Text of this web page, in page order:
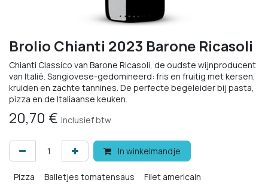
Brolio Chianti 2023 Barone Ricasoli
Chianti Classico van Barone Ricasoli, de oudste wijnproducent
van Italië. Sangiovese-gedomineerd: fris en fruitig met kersen,
kruiden en zachte tannines. De perfecte begeleider bij pasta,
pizza en de Italiaanse keuken.
20,70 € Inclusief btw
In winkelmandje
Pizza Balletjes tomatensaus
Filet americain